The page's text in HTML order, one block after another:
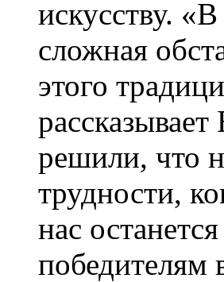
искусству.
сложная
этого
решили, что
трудности,
нас
победителям